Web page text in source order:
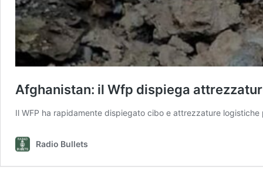
Afghanistan: il Wfp dispiega
Il WFP ha rapidamente dispiegato cibo e attrezzature
Radio Bullets